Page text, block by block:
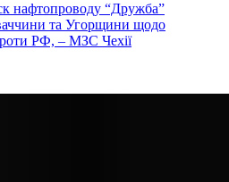
нафтопроводу “Дружба”
та Угорщини щодо
РФ, – МЗС Чехії